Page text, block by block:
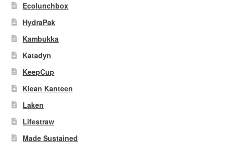
Ecolunchbox
HydraPak
Kambukka
Katadyn
KeepCup
Klean Kanteen
Laken
Lifestraw
Made Sustained